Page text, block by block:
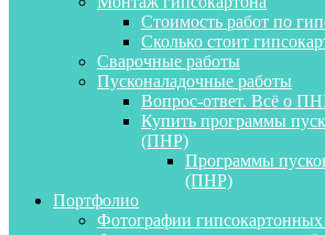
Стоимость работ по
Сколько стоит
Сварочные работы
Пусконаладочные работы
Вопрос-ответ. Всё о
Купить программы
(ПНР)
Программы
(ПНР)
Портфолио
Фотографии гипсокартонных